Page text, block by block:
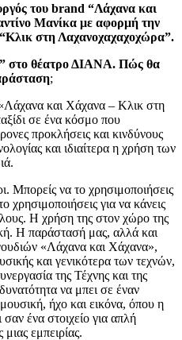
του brand “Λάχανα και
Μανίκα με αφορμή την
στη Λαχανοχαχαχοχώρα”.
στο θέατρο ΔΙΑΝΑ. Πώς θα
;
και Χάχανα – Κλικ στη
σε ένα κόσμο που
προκλήσεις και κινδύνους
και ιδιαίτερα η χρήση των
Μπορείς να το χρησιμοποιήσεις
χρησιμοποιήσεις για να κάνεις
Η χρήση της στον χώρο της
Η παράστασή μας, αλλά και
«Λάχανα και Χάχανα»,
και γενικότερα των τεχνών,
της Τέχνης και της
να μπει σε έναν
ήχο και εικόνα, όπου η
ένα στοιχείο για απλή
εμπειρίας.